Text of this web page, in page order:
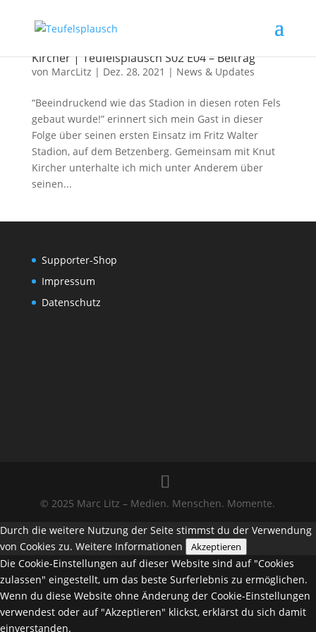
Kircher | Teufelsplausch S02 E04 – Beitrag
von MarcLitz | Dez. 28, 2021 | News & Updates
“Beeindruckend wie das Stadion in diesen roten Fels
gebaut wurde!” erinnert sich mein Gast in dieser
Folge über seinen ersten Einsatz im Fritz Walter
Stadion, auf dem Betzenberg. Gemeinsam mit Knut
Kircher unterhalte ich mich unter Anderem über
seinen...
Supporter-Shop
Impressum
Datenschutz
© 2025 Marc Litz – Medien. Menschen. Momente.
Durch die weitere Nutzung der Seite stimmst du der Verwendung
von Cookies zu. Weitere Informationen Akzeptieren
Die Cookie-Einstellungen auf dieser Website sind auf "Cookies
zulassen" eingestellt, um das beste Surferlebnis zu ermöglichen.
Wenn du diese Website ohne Änderung der Cookie-Einstellungen
verwendest oder auf "Akzeptieren" klickst, erklärst du sich damit
einverstanden.